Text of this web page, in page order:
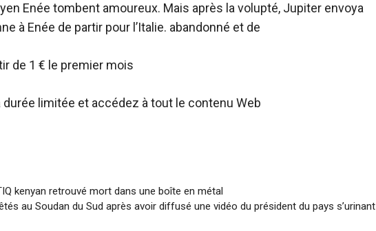
Enée tombent amoureux. Mais après la volupté, Jupiter envoya
à Enée de partir pour l’Italie. abandonné et de
de 1 € le premier mois
limitée et accédez à tout le contenu Web
kenyan retrouvé mort dans une boîte en métal
au Soudan du Sud après avoir diffusé une vidéo du président du pays s’urinant